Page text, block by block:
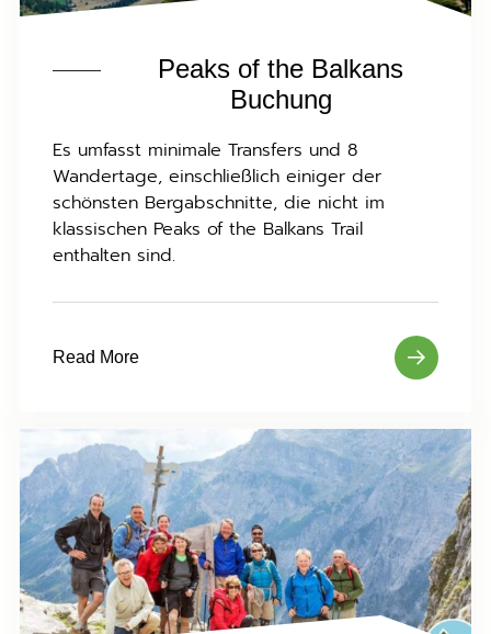
Peaks of the Balkans
Buchung
Es umfasst minimale Transfers und 8
Wandertage, einschließlich einiger der
schönsten Bergabschnitte, die nicht im
klassischen Peaks of the Balkans Trail
enthalten sind.
Read More